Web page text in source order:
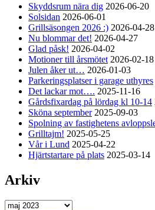
Skyddsrum nära dig 2026-06-20
Solsidan 2026-06-01
Grillsäsongen 2026 :) 2026-04-28
Nu blommar det! 2026-04-27
Glad påsk! 2026-04-02
Motioner till årsmötet 2026-02-18
Julen åker ut… 2026-01-03
Parkeringsplatser i garage uthyres
Det lackar mot…. 2025-11-16
Gårdsfixardag på lördag kl 10-14
Sköna september 2025-09-03
Spolning av fastighetens
Grilltajm! 2025-05-25
Vår i Lund 2025-04-22
Hjärtstartare på plats 2025-03-14
Arkiv
Arkiv